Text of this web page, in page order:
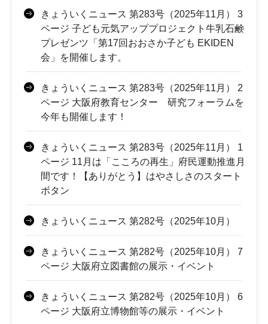
きょういくニュース 第283号（2025年11月） 3
ページ 子ども元気アッププロジェクト牛乳石鹸
プレゼンツ「第17回おおさか子ども EKIDEN
会」を開催します。
きょういくニュース 第283号（2025年11月） 2
ページ 大阪府教育センター 研究フォーラムを
今年も開催します！
きょういくニュース 第283号（2025年11月） 1
ページ 11月は「こころの再生」府民運動推進月
間です！【ありがとう】はやさしさのスタート
ボタン
きょういくニュース 第282号（2025年10月）
きょういくニュース 第282号（2025年10月） 7
ページ 大阪府立図書館の展示・イベント
きょういくニュース 第282号（2025年10月） 6
ページ 大阪府立博物館等の展示・イベント